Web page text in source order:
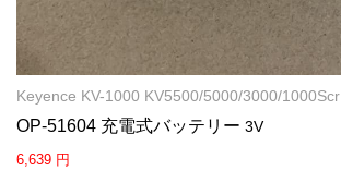
Keyence KV-1000 KV5500/5000/3000/1000Scr
OP-51604 充電式バッテリー 3V
6,639 円